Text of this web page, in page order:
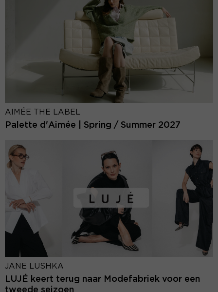
AIMÉE THE LABEL
Palette d'Aimée | Spring / Summer 2027
JANE LUSHKA
LUJÉ keert terug naar Modefabriek voor een
tweede seizoen